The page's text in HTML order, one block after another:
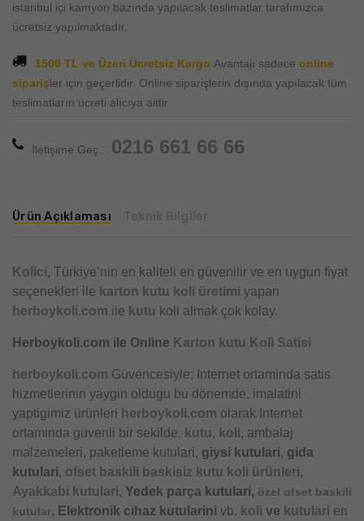
istanbul içi kamyon bazında yapılacak teslimatlar tarafımızca
ücretsiz yapılmaktadır.
1500 TL ve Üzeri Ücretsiz Kargo Avantajı sadece online
siparişler için geçerlidir. Online siparişlerin dışında yapılacak tüm
teslimatların ücreti alıcıya aittir.
İletişime Geç... 0216 661 66 66
Ürün Açıklaması
Kolici, Türkiye’nin en kaliteli en güvenilir ve en uygun fiyat
seçenekleri ile karton kutu koli üretimi yapan
herboykoli.com ile kutu koli almak çok kolay.
Herboykoli.com ile Online Karton kutu Koli Satisi
herboykoli.com Güvencesiyle; Internet ortaminda satis
hizmetlerinin yaygin oldugu bu dönemde, imalatini
yaptigimiz ürünleri herboykoli.com olarak Internet
ortaminda güvenli bir sekilde, kutu, koli, ambalaj
malzemeleri, paketleme kutulari, giysi kutulari, gida
kutulari, ofset baskili baskisiz kutu koli ürünleri,
Ayakkabi kutulari, Yedek parça kutulari, özel ofset baskili
kutular, Elektronik cihaz kutularini vb. koli ve kutulari en